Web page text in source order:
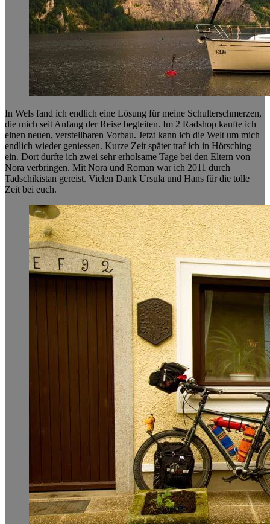
In Wels fand ich endlich eine Lösung für meine Schulterschmerzen,
die mich seit Anfang der Reise begleiten. Im 2 Radshop kaufte ich
einen neuen, verstellbaren Vorbau. Jetzt kann ich die Welt um mich
endlich wieder geniessen. Kurze Zeit später traf ich in Hörsching
ein. Dort durfte ich zwei sehr erholsame Tage bei den Eltern von
Nora verbringen. Mit Nora und Roman war ich 2011 durch
Tadschikistan gereist. Vielen Dank Ursula und Hans für die tolle
Zeit bei euch.